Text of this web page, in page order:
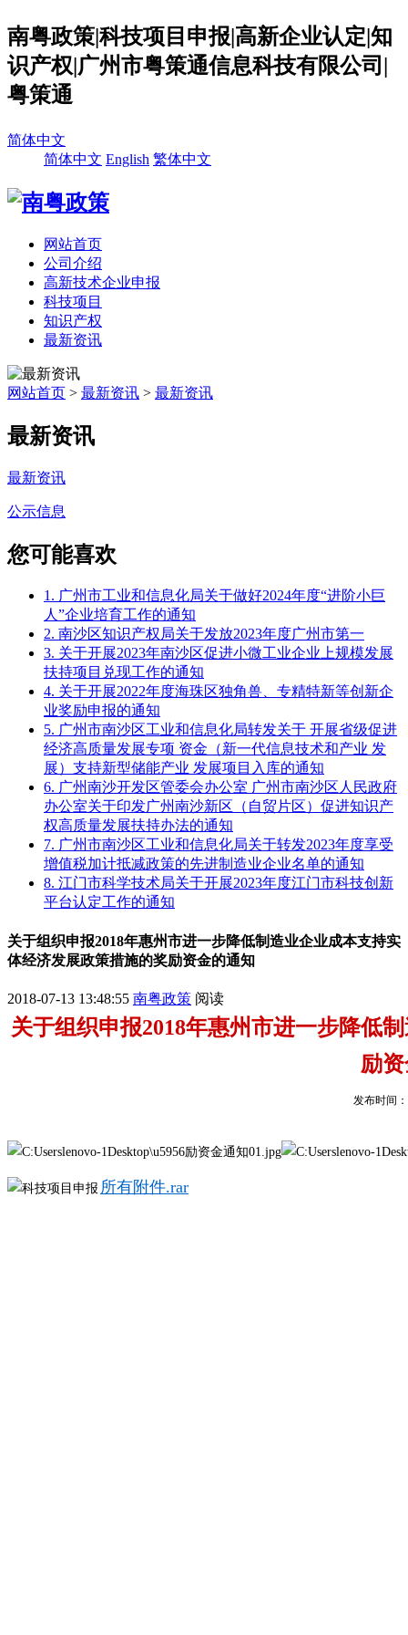
南粤政策|科技项目申报|高新企业认定|知
识产权|广州市粤策通信息科技有限公司|
粤策通
简体中文
简体中文 English 繁体中文
网站首页
公司介绍
高新技术企业申报
科技项目
知识产权
最新资讯
网站首页 > 最新资讯 > 最新资讯
最新资讯
最新资讯
公示信息
您可能喜欢
1. 广州市工业和信息化局关于做好2024年度“进阶小巨
人”企业培育工作的通知
2. 南沙区知识产权局关于发放2023年度广州市第一
3. 关于开展2023年南沙区促进小微工业企业上规模发展
扶持项目兑现工作的通知
4. 关于开展2022年度海珠区独角兽、专精特新等创新企
业奖励申报的通知
5. 广州市南沙区工业和信息化局转发关于 开展省级促进
经济高质量发展专项 资金（新一代信息技术和产业 发
展）支持新型储能产业 发展项目入库的通知
6. 广州南沙开发区管委会办公室 广州市南沙区人民政府
办公室关于印发广州南沙新区（自贸片区）促进知识产
权高质量发展扶持办法的通知
7. 广州市南沙区工业和信息化局关于转发2023年度享受
增值税加计抵减政策的先进制造业企业名单的通知
8. 江门市科学技术局关于开展2023年度江门市科技创新
平台认定工作的通知
关于组织申报2018年惠州市进一步降低制造业企业成本支持实
体经济发展政策措施的奖励资金的通知
2018-07-13 13:48:55 南粤政策 阅读
关于组织申报2018年惠州市进一步降低
励
发布时间：
所有附件.rar